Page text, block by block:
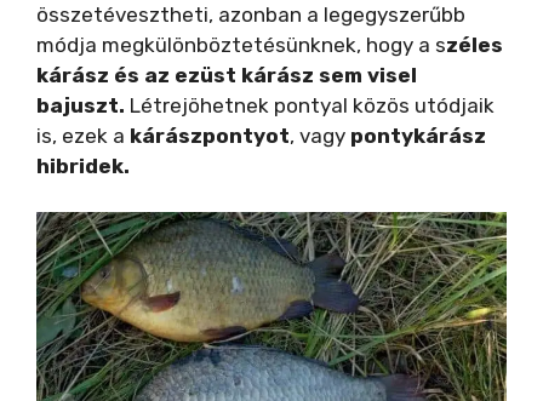
o
összetévesztheti, azonban a legegyszerűbb
módja megkülönböztetésünknek, hogy a széles
kárász és az ezüst kárász sem visel
bajuszt. Létrejöhetnek pontyal közös utódjaik
is, ezek a kárászpontyot, vagy pontykárász
hibridek.